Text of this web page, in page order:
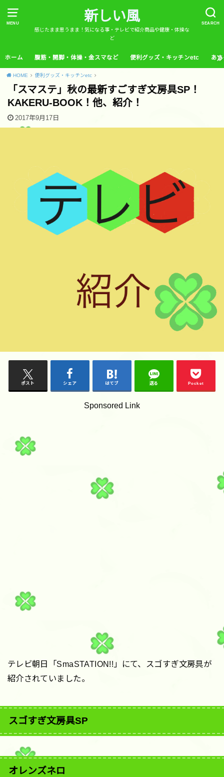
MENU SEARCH
新しい風
感じたまま思うまま！気になる事・テレビで紹介商品や健康・体操な
ど
ホーム 腹筋・開脚・体操・金スマなど 便利グッズ・キッチンetc あ
HOME 便利グッズ・キッチンetc
「スマステ」秋の最新すごすぎ文房具SP！
KAKERU-BOOK！他、紹介！
2017年9月17日
ポスト シェア はてブ 送る Pocket
Sponsored Link
テレビ朝日「SmaSTATION!!」にて、スゴすぎ文房具が
紹介されていました。
スゴすぎ文房具SP
オレンズネロ